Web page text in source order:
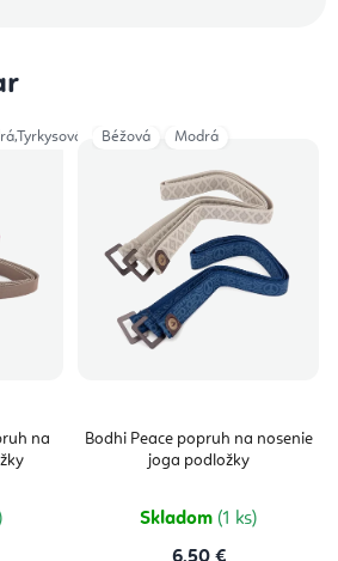
na
produktu
je
4,7
hviezdičiek.
Šedá
Bodhi Peace popruh na nosenie
joga podložky
Skladom (1 ks)
Béžová Modrá